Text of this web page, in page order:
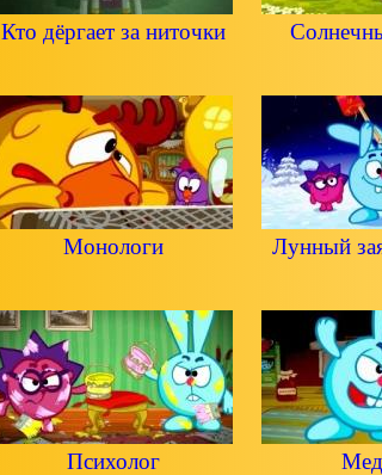
Кто дёргает за ниточки
Монологи Лунный
Психолог